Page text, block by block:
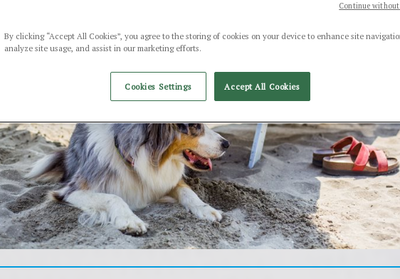
By clicking “Accept All Cookies”, you agree to the storing of cookies on your device to enhance site
analyze site usage, and assist in our marketing efforts.
Cookies Settings Accept All Cookies
Continue